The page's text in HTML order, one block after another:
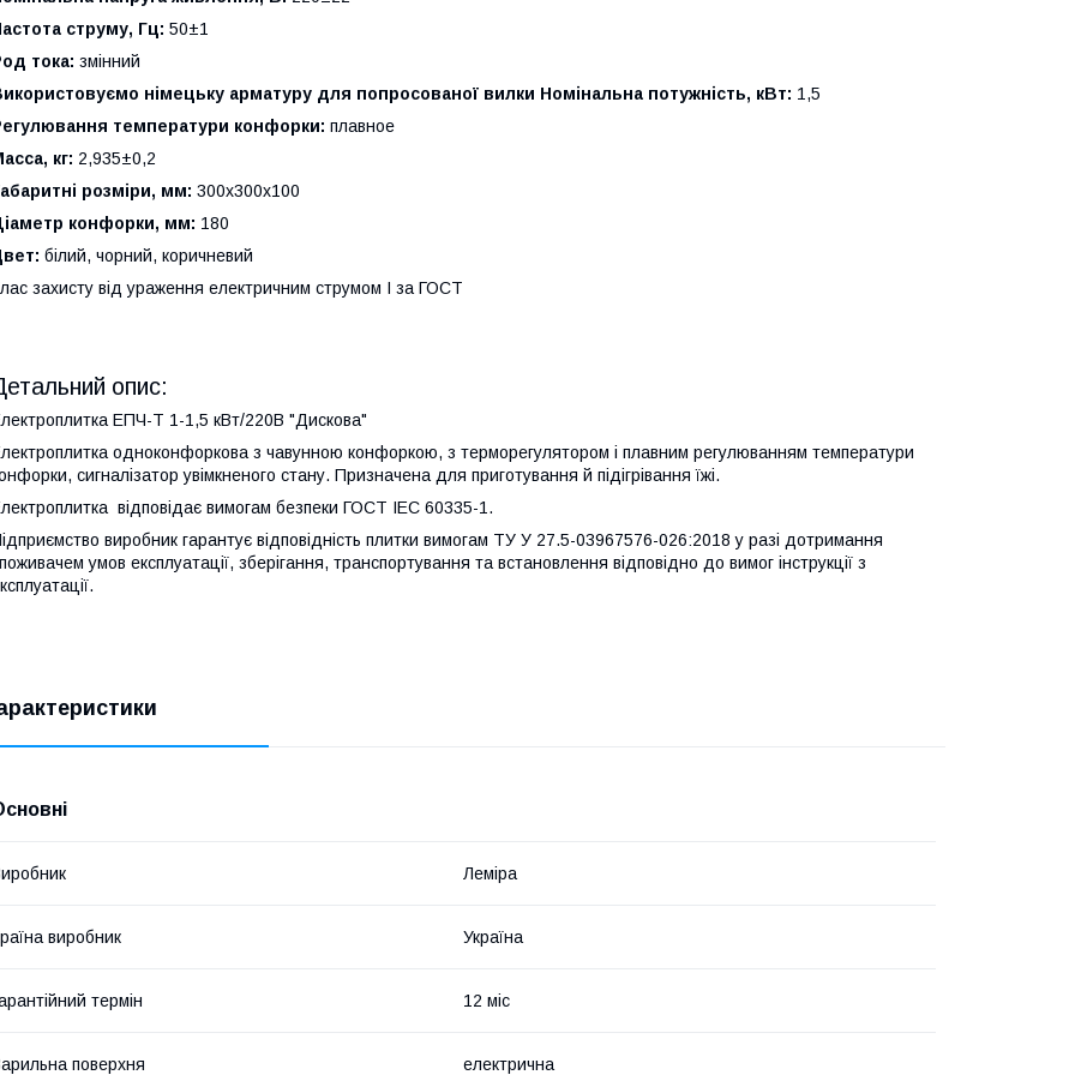
астота струму, Гц: 50±1
тока: змінний
німецьку арматуру для попросованої вилки Номінальна потужність, кВт: 1,5
температури конфорки: плавное
кг: 2,935±0,2
розміри, мм: 300х300х100
конфорки, мм: 180
білий, чорний, коричневий
захисту від ураження електричним струмом I за ГОСТ
опис:
ЕПЧ-Т 1-1,5 кВт/220В "Дискова"
одноконфоркова з чавунною конфоркою, з терморегулятором і плавним регулюванням температури
сигналізатор увімкненого стану. Призначена для приготування й підігрівання їжі.
відповідає вимогам безпеки ГОСТ IEC 60335-1.
виробник гарантує відповідність плитки вимогам ТУ У 27.5-03967576-026:2018 у разі дотримання
умов експлуатації, зберігання, транспортування та встановлення відповідно до вимог інструкції з
Леміра
виробник Україна
термін 12 міс
поверхня електрична